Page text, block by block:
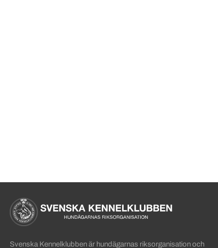
Sidinformation och
Köpa hund startsida
Svenska Kennelklubben är hundägarnas riksorganisation och